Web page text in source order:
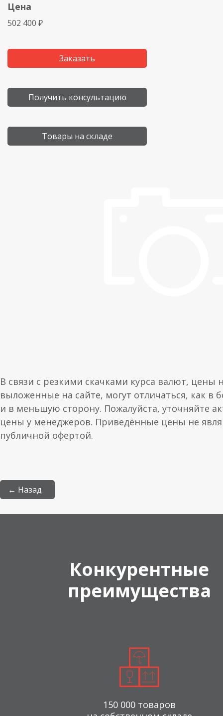
Цена
502 400 ₽
Заказать
Получить консультацию
Товары на складе
В связи с резкими скачками курса валют, цены
выложенные на сайте, могут отличаться, как в
и в меньшую сторону. Пожалуйста, уточняйте
цены у менеджеров. Приведённые цены не
публичной офертой.
← Назад
Конкурентные
преимущества
150 000 товаров